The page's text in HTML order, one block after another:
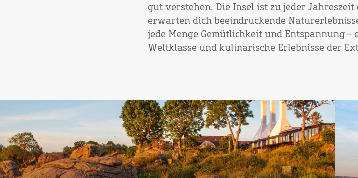
gut verstehen. Die Insel ist zu jeder Jahreszeit
erwarten dich beeindruckende
jede Menge Gemütlichkeit und Entspannung
Weltklasse und kulinarische Erlebnisse der